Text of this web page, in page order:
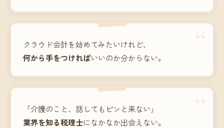
“
クラウド会計を始めてみたいけれど、
何から手をつければいいのか分からない。
“
「介護のこと、話してもピンと来ない」
業界を知る税理士になかなか出会えない。